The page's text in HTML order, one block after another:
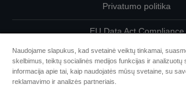
Privatumo politika
EU Data Act Compliance
Susisiekite su mumis dėl savo
Cookie Information
Naudojame slapukus, kad svetainė veiktų tinkamai,
skelbimus, teiktų socialinės medijos funkcijas ir analizuotų
informacija apie tai, kaip naudojatės mūsų svetaine, su
reklamavimo ir analizės partneriais.